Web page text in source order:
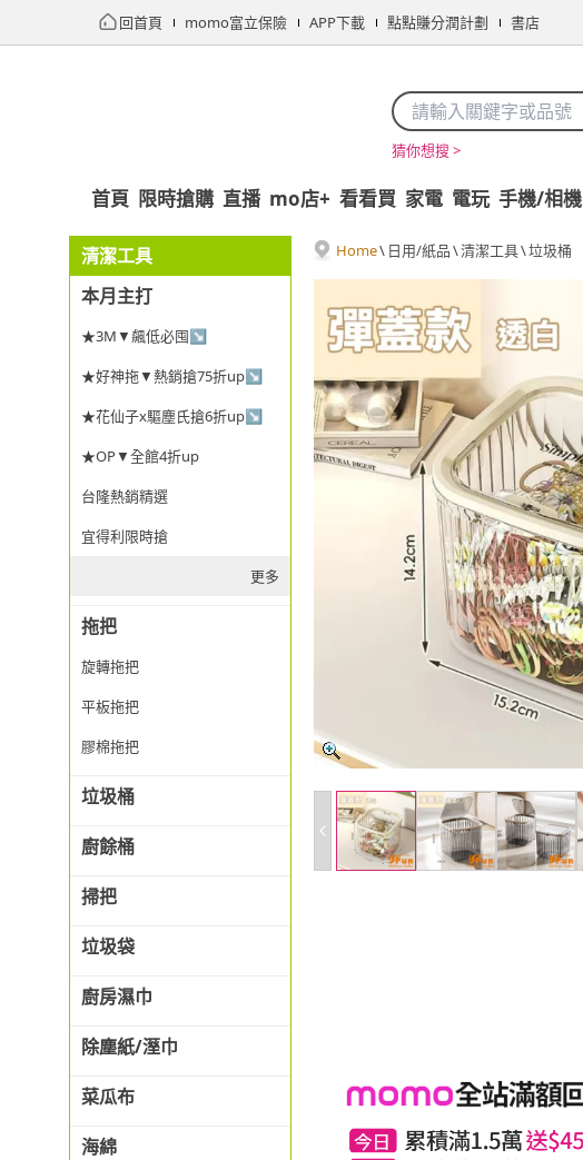
回首頁 momo富立保險 APP下載 點點賺分潤計劃 書店
猜你想搜 >
首頁 限時搶購 直播 mo店+ 看看買 家電 電玩 手機/相機
清潔工具
本月主打
★3M▼飆低必囤↘
★好神拖▼熱銷搶75折up↘
★花仙子x驅塵氏搶6折up↘
★OP▼全館4折up
台隆熱銷精選
宜得利限時搶
更多
拖把
旋轉拖把
平板拖把
膠棉拖把
垃圾桶
廚餘桶
掃把
垃圾袋
廚房濕巾
除塵紙/溼巾
菜瓜布
海綿
Home\ 日用/紙品\清潔工具\垃圾桶